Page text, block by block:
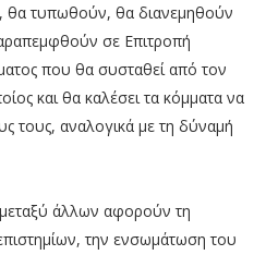
τυπωθούν, θα διανεμηθούν
σε Επιτροπή
που θα συσταθεί από τον
και θα καλέσει τα κόμματα να
τους, αναλογικά με τη δύναμή
άλλων αφορούν τη
την ενσωμάτωση του